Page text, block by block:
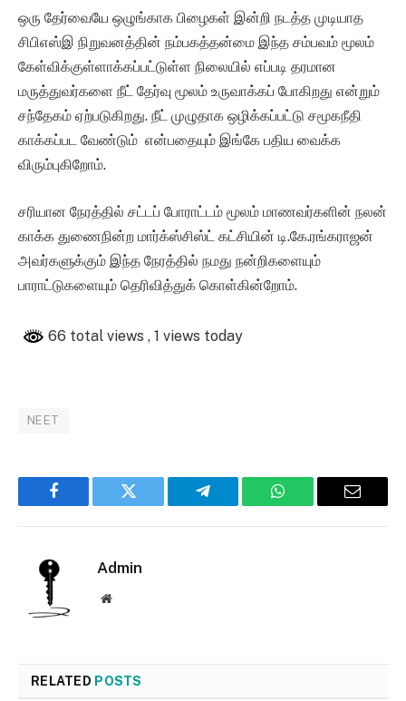
ஒரு தேர்வையே ஒழுங்காக பிழைகள் இன்றி நடத்த முடியாத
சிபிஎஸ்இ நிறுவனத்தின் நம்பகத்தன்மை இந்த சம்பவம் மூலம்
கேள்விக்குள்ளாக்கப்பட்டுள்ள நிலையில் எப்படி தரமான
மருத்துவர்களை நீட் தேர்வு மூலம் உருவாக்கப் போகிறது என்றும்
சந்தேகம் ஏற்படுகிறது. நீட் முழுதாக ஒழிக்கப்பட்டு சமூகநீதி
காக்கப்பட வேண்டும் என்பதையும் இங்கே பதிய வைக்க
விரும்புகிறோம்.
சரியான நேரத்தில் சட்டப் போராட்டம் மூலம் மாணவர்களின் நலன்
காக்க துணைநின்ற மார்க்ஸ்சிஸ்ட் கட்சியின் டி.கே.ரங்கராஜன்
அவர்களுக்கும் இந்த நேரத்தில் நமது நன்றிகளையும்
பாராட்டுகளையும் தெரிவித்துக் கொள்கின்றோம்.
66 total views , 1 views today
NEET
Facebook Twitter Telegram WhatsApp Email
Admin
Website
RELATED POSTS